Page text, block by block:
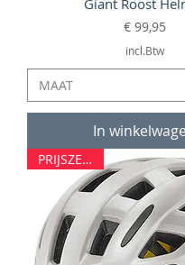
Giant Roost
Prijs
€ 99,95
incl.Btw
In
PRIJSZETTER